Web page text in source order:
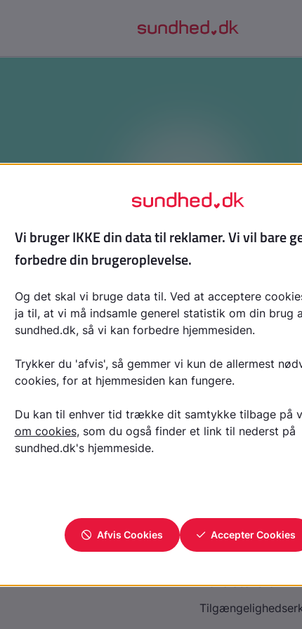
Gode råd når angsten
tekst, hvis din angst gør det svært at gøre de ting,
råd til, hvad du kan prøve, når du bliver bange, og
Læs tekst på Region Midtjylland